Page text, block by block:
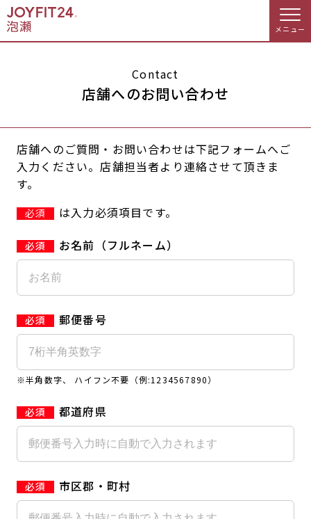
メニュー
会員の方へトップ
会員様へのお知らせ
休会お手続き
アクセス 店舗情報・サービス
よくあるご質問 店舗へのお問い合わせ
入会するトップ
Appで入会手続き料金・サービス等詳しく見る
入会を悩まれている方へトップ
キャンペーン
JOYFIT24
JOYFIT+ 店舗を探す
Contact
店舗へのお問い合わせ
店舗へのご質問・お問い合わせは下記フォームへご
入力ください。店舗担当者より連絡させて頂きま
す。
必須
は入力必須項目です。
お名前（フルネーム）
郵便番号
※半角数字、 ハイフン不要（例:1234567890）
都道府県
市区郡・町村